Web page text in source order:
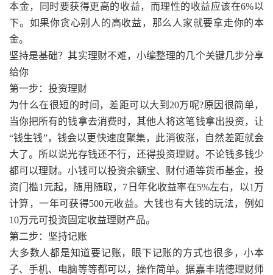
本金，同时要获得更高的收益，而理性的收益应该在6%以
下。如果你贪心别人的高收益，那么人家就要拿走你的本
金。
坚持是基础？其实理财不难，小编整理的几个关键几步分享
给你
第一步：投资理财
为什么在很短的时间，差距可以大到20万呢?原因很简单，
当你把所有的钱拿去消费时，其他人将这笔钱拿出投资，让
“钱生钱”，钱会以更快速度聚集，此消彼涨，自然差距就会
大了。所以说光存钱还不行，还得投资理财。不论钱多钱少
都可以理财。小钱可以投资余额宝、财付通等货币基金，投
资门槛1元起，随用随取，7日年化收益率在5%左右，以1万
计算，一年可获得500元收益。大钱也有大钱的玩法，例如
10万元可投资固定收益理财产品。
第二步：坚持记账
大多数人都是知道要记账，眼下记账的方式也很多，小本
子、手机、电脑等等都可以，操作简单。据嘉丰瑞德理财师